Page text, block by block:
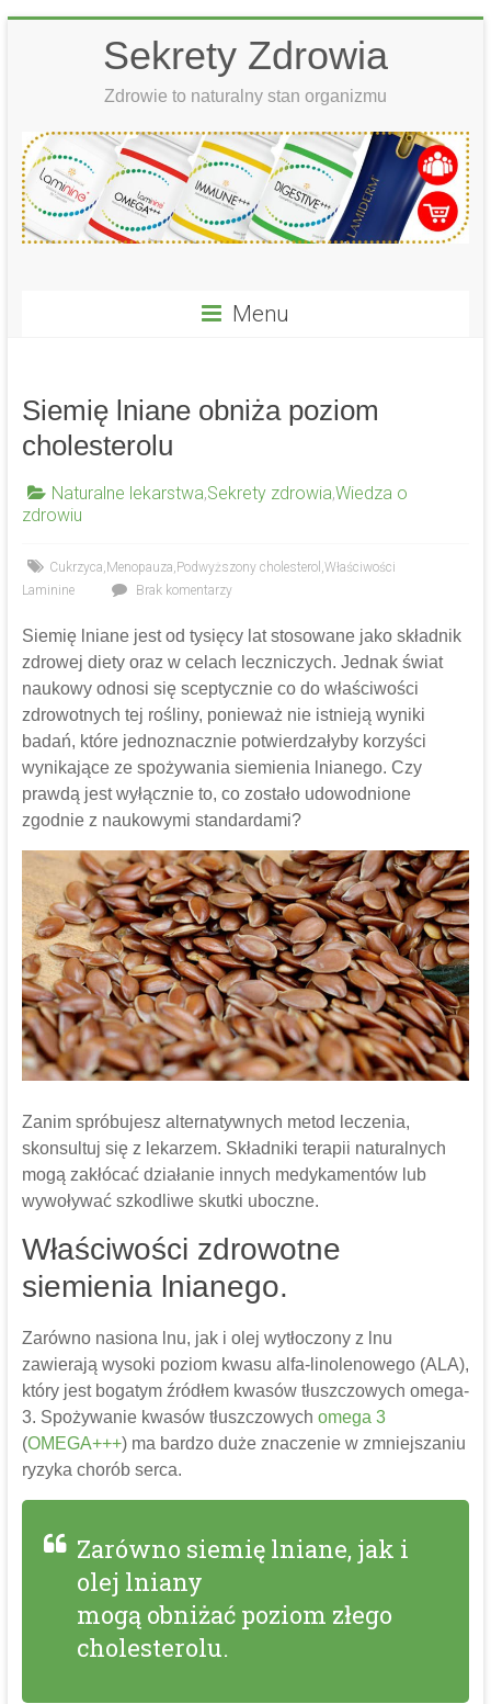
Sekrety Zdrowia
Zdrowie to naturalny stan organizmu
Menu
Siemię lniane obniża poziom
cholesterolu
Naturalne lekarstwa,Sekrety zdrowia,Wiedza o
zdrowiu
Cukrzyca, Menopauza, Podwyższony cholesterol ,Właściwości
Laminine
Brak komentarzy
Siemię lniane jest od tysięcy lat stosowane jako składnik
zdrowej diety oraz w celach leczniczych. Jednak świat
naukowy odnosi się sceptycznie co do właściwości
zdrowotnych tej rośliny, ponieważ nie istnieją wyniki
badań, które jednoznacznie potwierdzałyby korzyści
wynikające ze spożywania siemienia lnianego. Czy
prawdą jest wyłącznie to, co zostało udowodnione
zgodnie z naukowymi standardami?
Zanim spróbujesz alternatywnych metod leczenia,
skonsultuj się z lekarzem. Składniki terapii naturalnych
mogą zakłócać działanie innych medykamentów lub
wywoływać szkodliwe skutki uboczne.
Właściwości zdrowotne
siemienia lnianego.
Zarówno nasiona lnu, jak i olej wytłoczony z lnu
zawierają wysoki poziom kwasu alfa-linolenowego (ALA),
który jest bogatym źródłem kwasów tłuszczowych omega-
3. Spożywanie kwasów tłuszczowych omega 3
(OMEGA+++) ma bardzo duże znaczenie w zmniejszaniu
ryzyka chorób serca.
Zarówno siemię lniane, jak i
olej lniany
mogą obniżać poziom złego
cholesterolu.